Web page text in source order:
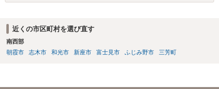
近くの市区町村を選び直す
南西部
朝霞市
志木市 和光市 新座市 富士見市 ふじみ野市 三芳町